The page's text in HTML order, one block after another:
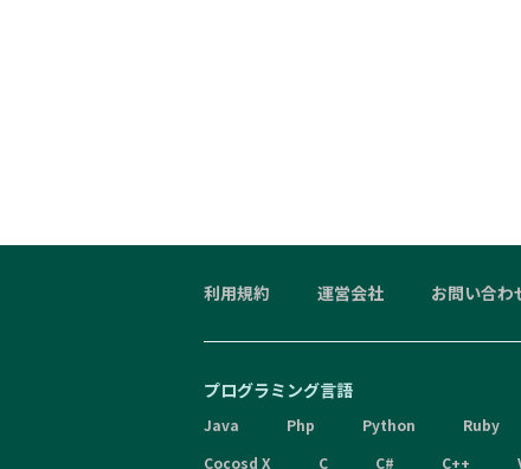
利用規約 運営会社 お問い合わ
プログラミング言語
Java Php Python Ruby
Cocosd X
C C# C++